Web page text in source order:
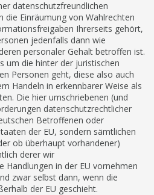
datenschutzfreundlichen
die Einräumung von Wahlrechten
Ihrerseits gehört,
jedenfalls dann wie
personaler Gehalt betroffen ist.
um die hinter der juristischen
Personen geht, diese also auch
Handeln in erkennbarer Weise als
Die hier umschriebenen (und
datenschutzrechtlicher
Betroffenen oder
der EU, sondern sämtlichen
ob überhaupt vorhandener)
derer wir
Handlungen in der EU vornehmen
zwar selbst dann, wenn die
der EU geschieht.